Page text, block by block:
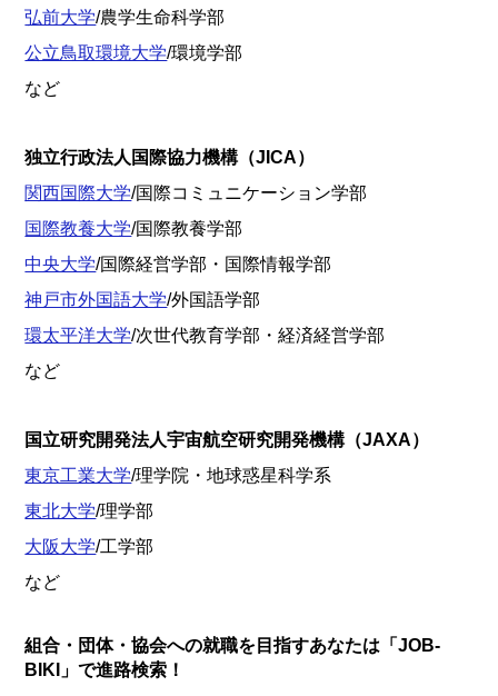
弘前大学/農学生命科学部
公立鳥取環境大学/環境学部
など
独立行政法人国際協力機構（JICA）
関西国際大学/国際コミュニケーション学部
国際教養大学/国際教養学部
中央大学/国際経営学部・国際情報学部
神戸市外国語大学/外国語学部
環太平洋大学/次世代教育学部・経済経営学部
など
国立研究開発法人宇宙航空研究開発機構（JAXA）
東京工業大学/理学院・地球惑星科学系
東北大学/理学部
大阪大学/工学部
など
組合・団体・協会への就職を目指すあなたは「JOB-
BIKI」で進路検索！